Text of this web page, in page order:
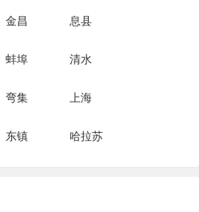
金昌 息县
蚌埠 清水
弯集 上海
东镇 哈拉苏